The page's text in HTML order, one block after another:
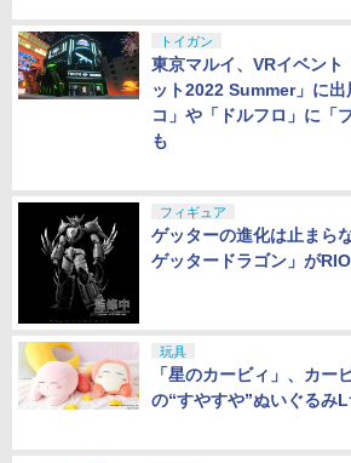
トイガン
東京マルイ、VRイベント
ット2022 Summer」に出
コ」や「ドルフロ」に「
も
フィギュア
ゲッターの進化は止まら
ゲッタードラゴン」が
玩具
「星のカービィ」、カー
の“すやすや”ぬいぐるみ